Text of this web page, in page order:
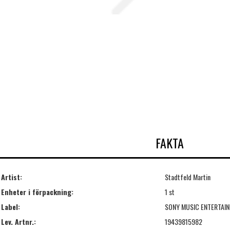
FAKTA
Artist:
Stadtfeld Martin
Enheter i förpackning:
1 st
Label:
SONY MUSIC
Lev. Artnr.:
19439815982